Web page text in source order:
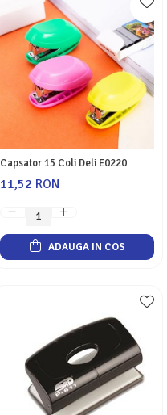
Capsator 15 Coli Deli E0220
11,52 RON
ADAUGA IN COS